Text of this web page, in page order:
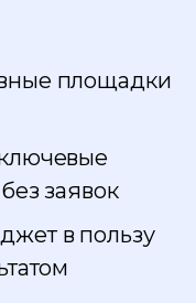
площадки
заявок
в пользу